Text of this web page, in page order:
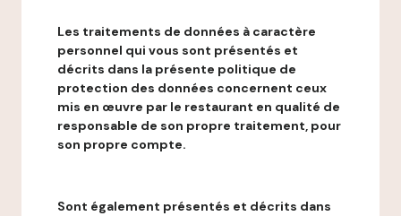
Les traitements de données à caractère
personnel qui vous sont présentés et
décrits dans la présente politique de
protection des données concernent ceux
mis en œuvre par le restaurant en qualité de
responsable de son propre traitement, pour
son propre compte.
Sont également présentés et décrits dans